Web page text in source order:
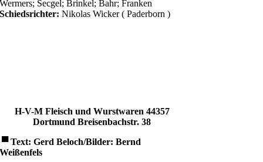
Wermers; Secgel; Brinkel; Bahr; Franken
Schiedsrichter: Nikolas Wicker ( Paderborn )
H-V-M Fleisch und Wurstwaren 44357
DortmundBreisenbachstr. 38
▀Text: Gerd Beloch/Bilder: Bernd
Weißenfels